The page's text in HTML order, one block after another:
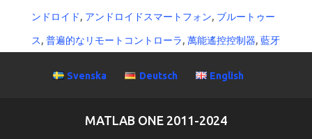
ンドロイド, アンドロイドスマートフォン, ブルートゥー
ス, 普遍的なリモートコントローラ, 萬能遙控控制器, 藍牙
Svenska Deutsch English
MATLAB ONE 2011-2024